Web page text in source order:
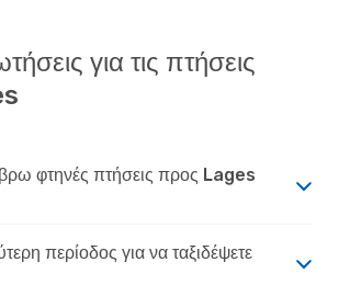
για τις πτήσεις
φτηνές πτήσεις προς Lages
περίοδος για να ταξιδέψετε